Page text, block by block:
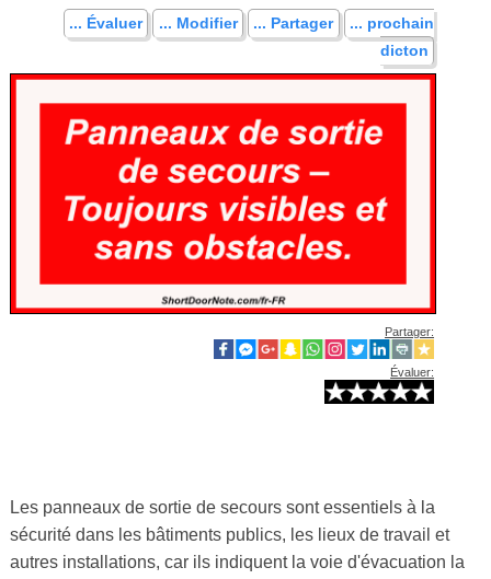
... Évaluer ... Modifier ... Partager
... prochain
dicton
Partager:
Évaluer:
Les panneaux de sortie de secours sont essentiels à la
sécurité dans les bâtiments publics, les lieux de travail et
autres installations, car ils indiquent la voie d'évacuation la